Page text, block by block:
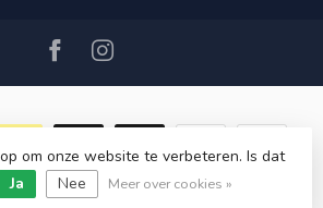
SAIL360 watersport and boat equipment
om onze website te verbeteren. Is dat
Ja Nee Meer over cookies »